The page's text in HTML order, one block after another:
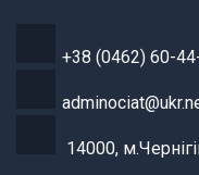
+38 (0462) 60-
14000,